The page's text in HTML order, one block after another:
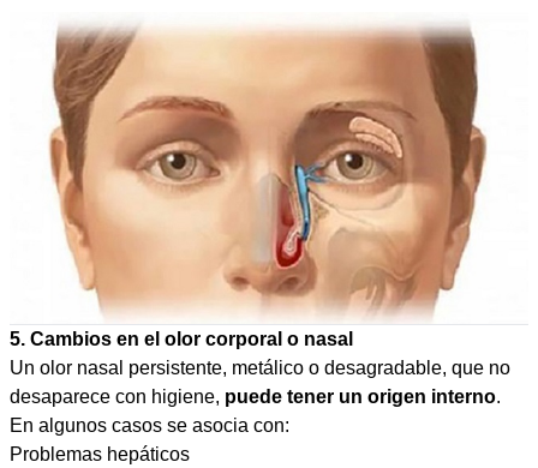
5. Cambios en el olor corporal o nasal
Un olor nasal persistente, metálico o desagradable, que no
desaparece con higiene, puede tener un origen interno.
En algunos casos se asocia con:
Problemas hepáticos